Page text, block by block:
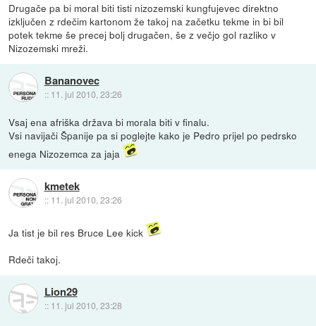
Drugače pa bi moral biti tisti nizozemski kungfujevec direktno
izključen z rdečim kartonom že takoj na začetku tekme in bi bil
potek tekme še precej bolj drugačen, še z večjo gol razliko v
Nizozemski mreži.
Bananovec
:: 11. jul 2010, 23:26
Vsaj ena afriška država bi morala biti v finalu.
Vsi navijači Španije pa si poglejte kako je Pedro prijel po pedrsko
enega Nizozemca za jaja
kmetek
:: 11. jul 2010, 23:26
Ja tist je bil res Bruce Lee kick
Rdeči takoj.
Lion29
:: 11. jul 2010, 23:28